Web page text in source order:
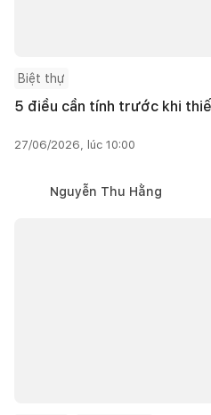
Biệt thự
5 điều cần tính trước khi
27/06/2026, lúc 10:00
Nguyễn Thu Hằng